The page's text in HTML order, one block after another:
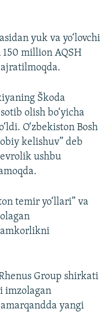
yuk va yo‘lovchi
million AQSH
Škoda
olish bo‘yicha
O‘zbekiston Bosh
kelishuv” deb
ushbu
temir yo‘llari” va
Group shirkati
imzolagan
yangi